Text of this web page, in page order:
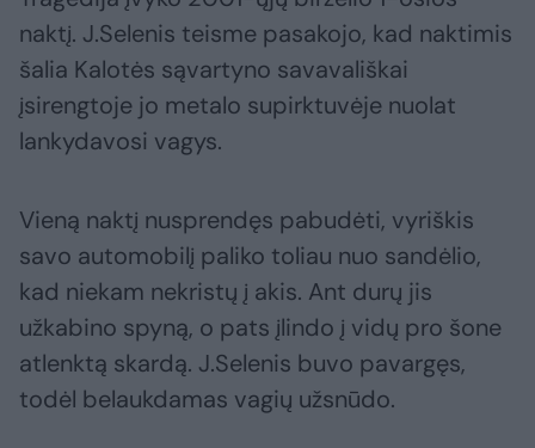
naktį. J.Selenis teisme pasakojo, kad naktimis
šalia Kalotės sąvartyno savavališkai
įsirengtoje jo metalo supirktuvėje nuolat
lankydavosi vagys.
Vieną naktį nusprendęs pabudėti, vyriškis
savo automobilį paliko toliau nuo sandėlio,
kad niekam nekristų į akis. Ant durų jis
užkabino spyną, o pats įlindo į vidų pro šone
atlenktą skardą. J.Selenis buvo pavargęs,
todėl belaukdamas vagių užsnūdo.